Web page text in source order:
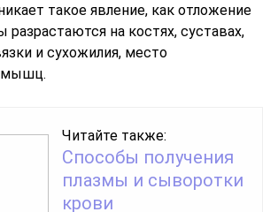
такое явление, как отложение
разрастаются на костях, суставах,
и сухожилия, место
мышц.
Читайте также:
Способы получения
плазмы и сыворотки
крови